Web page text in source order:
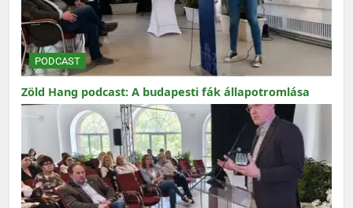
PODCAST
Zöld Hang podcast: A budapesti fák állapotromlása